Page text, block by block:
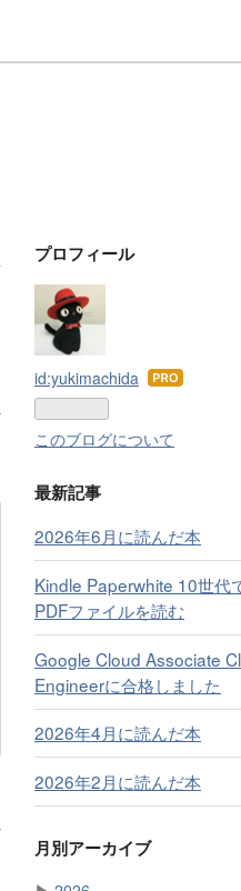
プロフィール
id:yukimachida はて
Pro
このブログについて
最新記事
2026年6月に読んだ本
Kindle Paperwhite 10世代
PDFファイルを読む
Google Cloud Associate
Engineerに合格しました
2026年4月に読んだ本
2026年2月に読んだ本
月別アーカイブ